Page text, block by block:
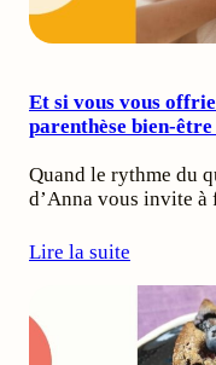
Et si vous vous
parenthèse bien-
Quand le rythme du
d’Anna vous invite à
Lire la suite